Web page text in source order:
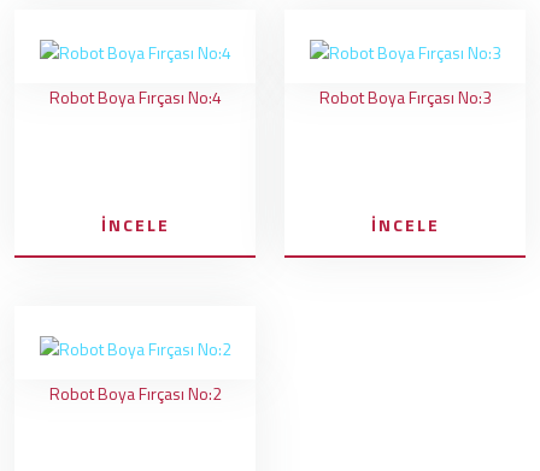
Robot Boya Fırçası No:4
İNCELE
Robot Boya Fırçası No:3
İNCELE
Robot Boya Fırçası No:2